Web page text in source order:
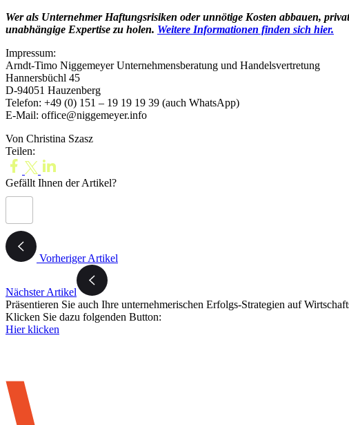
Wer als Unternehmer Haftungsrisiken oder unnötige Kosten abbauen,
unabhängige Expertise zu holen. Weitere Informationen finden sich hier.
Impressum:
Arndt-Timo Niggemeyer Unternehmensberatung und Handelsvertretung
Hannersbüchl 45
D-94051 Hauzenberg
Telefon: +49 (0) 151 – 19 19 19 39 (auch WhatsApp)
E-Mail: office@niggemeyer.info
Von Christina Szasz
Teilen:
Gefällt Ihnen der Artikel?
Vorheriger Artikel
Nächster Artikel
Präsentieren Sie auch Ihre unternehmerischen Erfolgs-Strategien auf
Klicken Sie dazu folgenden Button:
Hier klicken